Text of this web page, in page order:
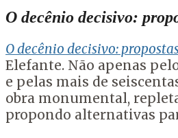
O decênio decisivo:
O decênio decisivo:
Elefante. Não apenas
e pelas mais de
obra monumental,
propondo alternativas